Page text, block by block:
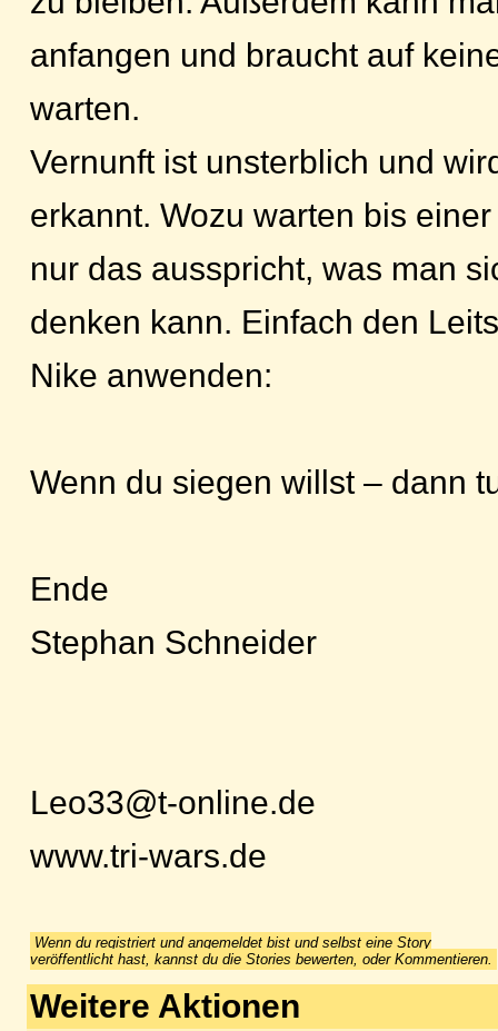
anfangen und braucht auf
warten.
Vernunft ist unsterblich und
erkannt. Wozu warten bis
nur das ausspricht, was man
denken kann. Einfach den
Nike anwenden:
Wenn du siegen willst – dann
Ende
Stephan Schneider
Leo33@t-online.de
www.tri-wars.de
Wenn du registriert und angemeldet bist und selbst eine Story
veröffentlicht hast, kannst du die Stories bewerten, oder Kommentieren.
Weitere Aktionen